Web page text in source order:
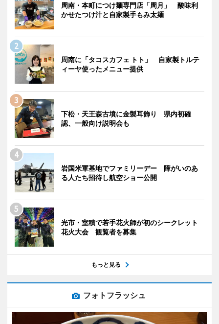
周南・本町につけ麺専門店「周月」 酸味利
かせたつけ汁と自家製手もみ太麺
周南に「タコスカフェ トト」 自家製トルテ
ィーヤ使ったメニュー提供
下松・天王森古墳に金製耳飾り 県内初確
認、一般向け説明会も
岩国米軍基地でファミリーデー 障がいのあ
る人たち招待し航空ショー公開
光市・室積で若手花火師が初のシークレット
花火大会 観覧者を募集
もっと見る
フォトフラッシュ